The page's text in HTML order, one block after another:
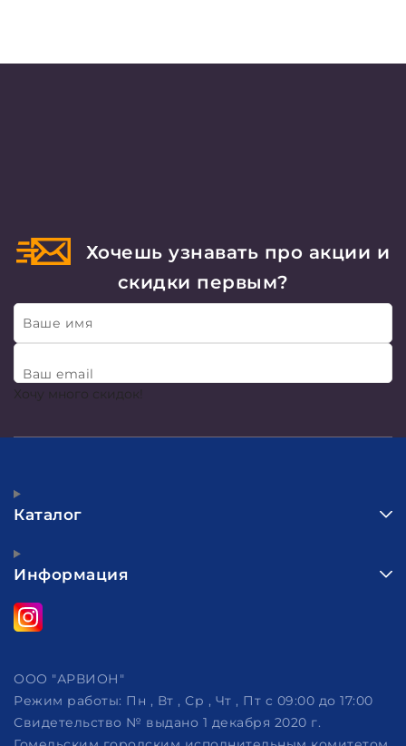
Хочешь узнавать про акции и
скидки первым?
Ваше имя
Ваш email
Хочу много скидок!
Каталог
Информация
ООО "АРВИОН"
Режим работы: Пн , Вт , Ср , Чт , Пт c 09:00 до 17:00
Свидетельство № выдано 1 декабря 2020 г.